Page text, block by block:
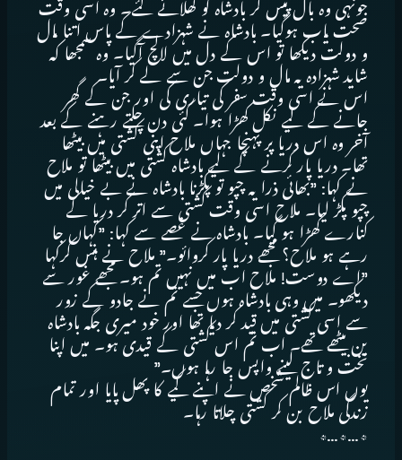
جونہی وہ بال پیس کر بادشاہ کو کھلائے گئے۔ وہ اسی وقت
صحت یاب ہوگیا۔ بادشاہ نے شہزادے کے پاس اتنا مال
و دولت دیکھا تو اس کے دل میں لالچ آگیا۔ وہ سمجھا کہ
شاید شہزادہ یہ مال و دولت جن سے لے کر آیا۔
اس نے اسی وقت سفر کی تیاری کی اور جن کے گھر
جانے کے لیے نکل کھڑا ہوا۔ کئی دن چلتے رہنے کے بعد
آخر وہ اس دریا پر پہنچا جہاں ملاح اپنی کشتی میں بیٹھا
تھا۔ دریا پار کرنے کے لیے بادشاہ کشتی میں بیٹھا تو ملاح
نے کہا: ”بھائی ذرا یہ چپو تو پکڑنا بادشاہ نے بے خیالی میں
چپو پکڑ لیا۔ ملاح اسی وقت کشتی سے اتر کر دریا کے
کنارے کھڑا ہو گیا۔ بادشاہ نے غصے سے کہا: ”کہاں جا
رہے ہو ملاح؟ مجھے دریا پار کروائو۔” ملاح نے ہنس کرکہا
”اے دوست! ملاح اب میں نہیں تم ہو۔ مجھے غور سے
دیکھو۔ میں وہی بادشاہ ہوں جسے تم نے جادو کے زور
سے اسی کشتی میں قید کر دیا تھا اور خود میری جگہ بادشاہ
بن بیٹھے تھے۔ اب تم اس کشتی کے قیدی ہو۔ میں اپنا
تخت و تاج لینے واپس جا رہا ہوں۔”
یوں اس ظالم شخص نے اپنے کیے کا پھل پایا اور تمام
زندگی ملاح بن کر کشتی چلاتا رہا۔
٭…٭…٭